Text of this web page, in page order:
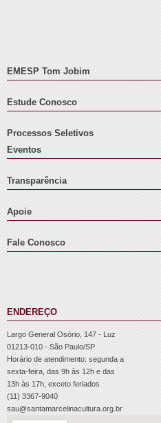
EMESP Tom Jobim
Estude Conosco
Processos Seletivos
Eventos
Transparência
Apoie
Fale Conosco
ENDEREÇO
Largo General Osório, 147 - Luz
01213-010 - São Paulo/SP
Horário de atendimento: segunda a
sexta-feira, das 9h às 12h e das
13h às 17h, exceto feriados
(11) 3367-9040
sau@santamarcelinacultura.org.br